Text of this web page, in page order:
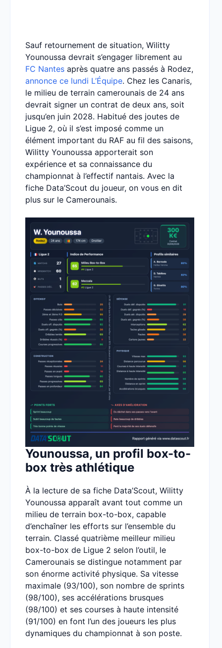
Sauf retournement de situation, Wilitty
Younoussa devrait s’engager librement au
FC Nantes après quatre ans passés à Rodez,
annonce ce lundi L’Équipe. Chez les Canaris,
le milieu de terrain camerounais de 24 ans
devrait signer un contrat de deux ans, soit
jusqu’en juin 2028. Habitué des joutes de
Ligue 2, où il s’est imposé comme un
élément important du RAF au fil des saisons,
Wilitty Younoussa apporterait son
expérience et sa connaissance du
championnat à l’effectif nantais. Avec la
fiche Data’Scout du joueur, on vous en dit
plus sur le Camerounais.
Younoussa, un profil box-to-
box très athlétique
À la lecture de sa fiche Data’Scout, Wilitty
Younoussa apparaît avant tout comme un
milieu de terrain box-to-box, capable
d’enchaîner les efforts sur l’ensemble du
terrain. Classé quatrième meilleur milieu
box-to-box de Ligue 2 selon l’outil, le
Camerounais se distingue notamment par
son énorme activité physique. Sa vitesse
maximale (93/100), son nombre de sprints
(98/100), ses accélérations brusques
(98/100) et ses courses à haute intensité
(91/100) en font l’un des joueurs les plus
dynamiques du championnat à son poste.